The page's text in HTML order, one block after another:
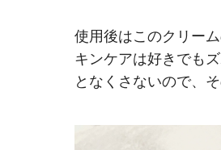
使用後はこのクリー
キンケアは好きでも
となくさないので、